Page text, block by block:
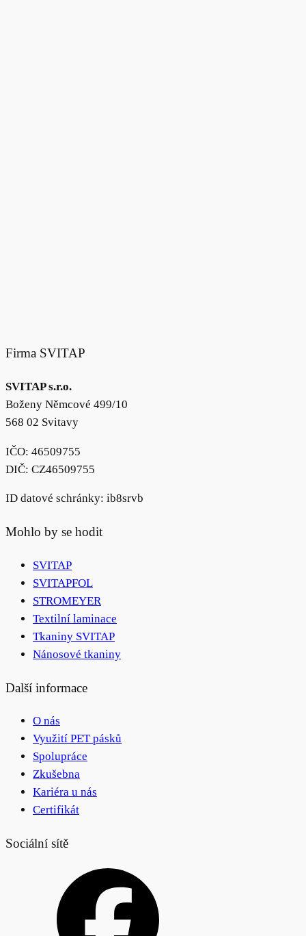
Firma SVITAP
SVITAP s.r.o.
Boženy Němcové 499/10
568 02 Svitavy
IČO: 46509755
DIČ: CZ46509755
ID datové schránky: ib8srvb
Mohlo by se hodit
SVITAP
SVITAPFOL
STROMEYER
Textilní laminace
Tkaniny SVITAP
Nánosové tkaniny
Další informace
O nás
Využití PET pásků
Spolupráce
Zkušebna
Kariéra u nás
Certifikát
Sociální sítě